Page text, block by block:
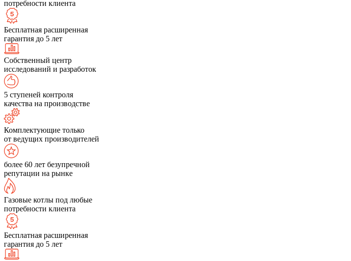
потребности клиента
Бесплатная расширенная
гарантия до 5 лет
Собственный центр
исследований и разработок
5 ступеней контроля
качества на производстве
Комплектующие только
от ведущих производителей
более 60 лет безупречной
репутации на рынке
Газовые котлы под любые
потребности клиента
Бесплатная расширенная
гарантия до 5 лет